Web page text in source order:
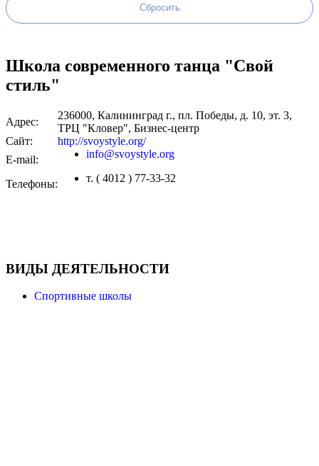
Школа современного танца "Свой
стиль"
Адрес:
236000, Калининград г., пл. Победы, д. 10, эт. 3,
ТРЦ "Кловер", Бизнес-центр
Сайт:
http://svoystyle.org/
E-mail:
info@svoystyle.org
Телефоны: т. ( 4012 ) 77-33-32
ВИДЫ ДЕЯТЕЛЬНОСТИ
Спортивные школы